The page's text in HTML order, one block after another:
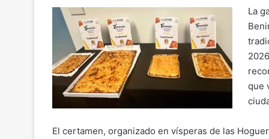
p
y
Li
n
k
ai
l
c
e
b
o
o
k
at
s
A
p
p
e
gr
a
m
p
ar
tir
La
que
El certamen, organizado en vísperas de las